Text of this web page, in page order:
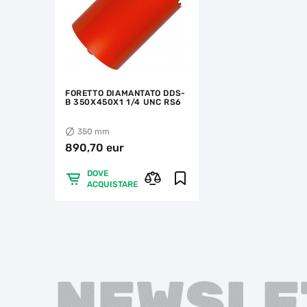
FORETTO DIAMANTATO DDS-
B 350X450X1 1/4 UNC RS6
350 mm
890,70 eur
DOVE
ACQUISTARE